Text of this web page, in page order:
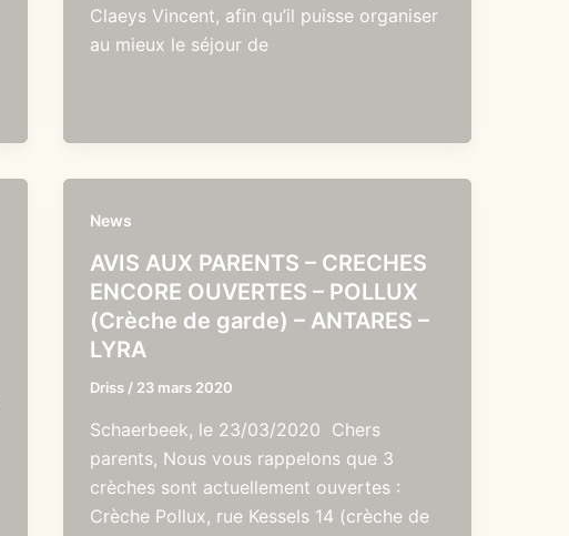
Claeys Vincent, afin qu’il puisse organiser
au mieux le séjour de
News
AVIS AUX PARENTS – CRECHES
ENCORE OUVERTES – POLLUX
(Crèche de garde) – ANTARES –
LYRA
Driss / 23 mars 2020
Schaerbeek, le 23/03/2020 Chers
parents, Nous vous rappelons que 3
crèches sont actuellement ouvertes :
Crèche Pollux, rue Kessels 14 (crèche de